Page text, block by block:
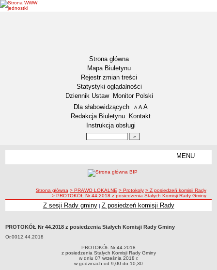
Strona główna
Mapa Biuletynu
Rejestr zmian treści
Statystyki oglądalności
Dziennik Ustaw
Monitor Polski
Menu dodatkowe
Dla słabowidzących A pomniejsz czcionkę
A standardowy rozmiar czcionki
A
Redakcja Biuletynu
Kontakt
Instrukcja obsługi
MENU
Lokalizacja
Zadania publiczne
Zabytki Gminy
Plan Zagospodarowania Przestrzennego
Plan ogólny Gminy Boniewo
Miejscowy Plan Zagospodarowania Przestrzennego wybranych
ścieżka nawigacji
Strona główna > PRAWO LOKALNE > Protokoły > Z posiedzeń komisji Rady
> PROTOKÓŁ Nr 44.2018 z posiedzenia Stałych Komisji Rady Gminy
Z sesji Rady gminy| Z posiedzeń komisji Rady
PROTOKÓŁ Nr 44.2018 z posiedzenia Stałych Komisji Rady Gminy
Or.0012.44.2018
PROTOKÓŁ Nr 44.2018
z posiedzenia Stałych Komisji Rady Gminy
w dniu 07 września 2018 r.
w godzinach od 9,00 do 10,30